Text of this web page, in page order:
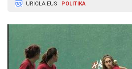
URIOLA.EUS POLITIKA